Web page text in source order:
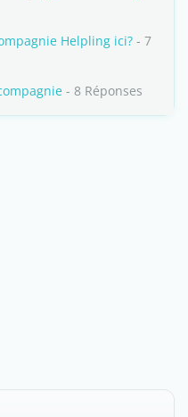
Helpling ici? - 7
- 8 Réponses